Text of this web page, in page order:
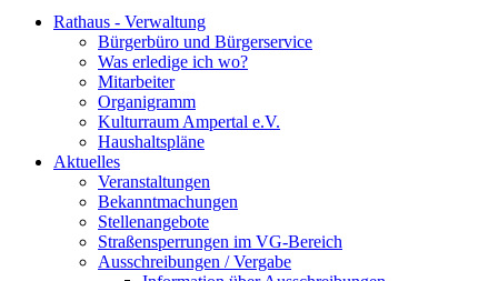
Rathaus - Verwaltung
Bürgerbüro und Bürgerservice
Was erledige ich wo?
Mitarbeiter
Organigramm
Kulturraum Ampertal e.V.
Haushaltspläne
Aktuelles
Veranstaltungen
Bekanntmachungen
Stellenangebote
Straßensperrungen im VG-Bereich
Ausschreibungen / Vergabe